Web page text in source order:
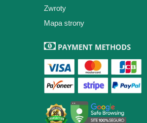
Zwroty
Mapa strony
PAYMENT METHODS